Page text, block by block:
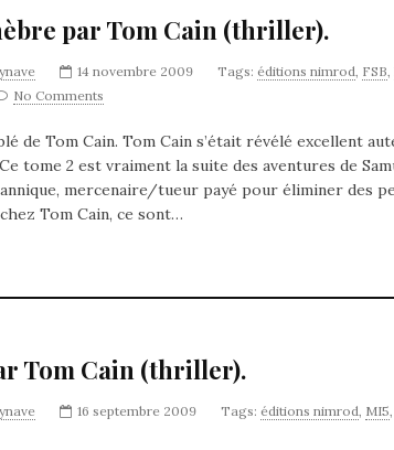
par Tom Cain (thriller).
14 novembre 2009 Tags: éditions nimrod, FSB,
No Comments
de Tom Cain. Tom Cain s’était révélé excellent
tome 2 est vraiment la suite des aventures de
mercenaire/tueur payé pour éliminer des
Tom Cain, ce sont…
Tom Cain (thriller).
16 septembre 2009 Tags: éditions nimrod, MI5,